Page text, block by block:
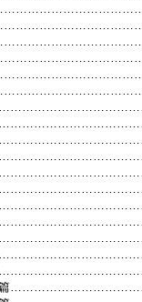
篇
篇
济篇